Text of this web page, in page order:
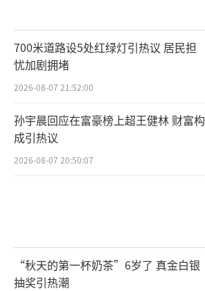
700米道路设5处红绿灯引热议 居民担
忧加剧拥堵
2026-08-07 21:52:00
孙宇晨回应在富豪榜上超王健林 财富构
成引热议
2026-08-07 20:50:07
“秋天的第一杯奶茶”6岁了 真金白银
抽奖引热潮